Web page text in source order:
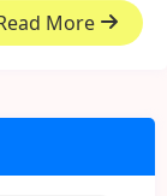
More